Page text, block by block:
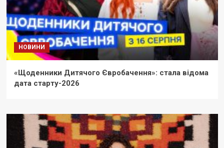
НОВИНИ
«Щоденники Дитячого Євробачення»: стала відома
дата старту-2026